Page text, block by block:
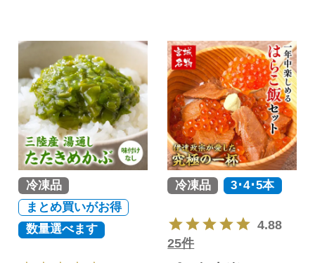
冷凍品
まとめ買いがお得
数量選べます
冷凍品 3･4･5本
4.88
25件